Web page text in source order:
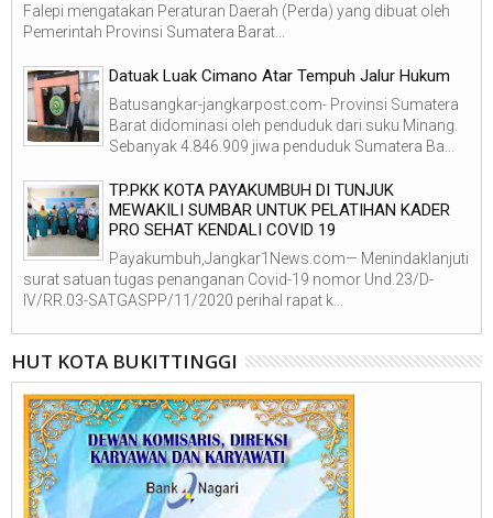
Falepi mengatakan Peraturan Daerah (Perda) yang dibuat oleh
Pemerintah Provinsi Sumatera Barat...
Datuak Luak Cimano Atar Tempuh Jalur Hukum
Batusangkar-jangkarpost.com- Provinsi Sumatera
Barat didominasi oleh penduduk dari suku Minang.
Sebanyak 4.846.909 jiwa penduduk Sumatera Ba...
TP.PKK KOTA PAYAKUMBUH DI TUNJUK
MEWAKILI SUMBAR UNTUK PELATIHAN KADER
PRO SEHAT KENDALI COVID 19
Payakumbuh,Jangkar1News.com— Menindaklanjuti
surat satuan tugas penanganan Covid-19 nomor Und.23/D-
IV/RR.03-SATGASPP/11/2020 perihal rapat k...
HUT KOTA BUKITTINGGI